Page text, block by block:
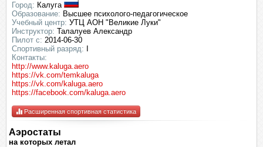
Город: Калуга
Образование: Высшее психолого-педагогическое
Учебный центр: УТЦ АОН "Великие Луки"
Инструктор: Талалуев Александр
Пилот с: 2014-06-30
Спортивный разряд:
Контакты:
http://www.kaluga.aero
https://vk.com/temkaluga
https://vk.com/kaluga.aero
https://facebook.com/kaluga.aero
Расширенная спортивная статистика
Аэростаты
на которых летал